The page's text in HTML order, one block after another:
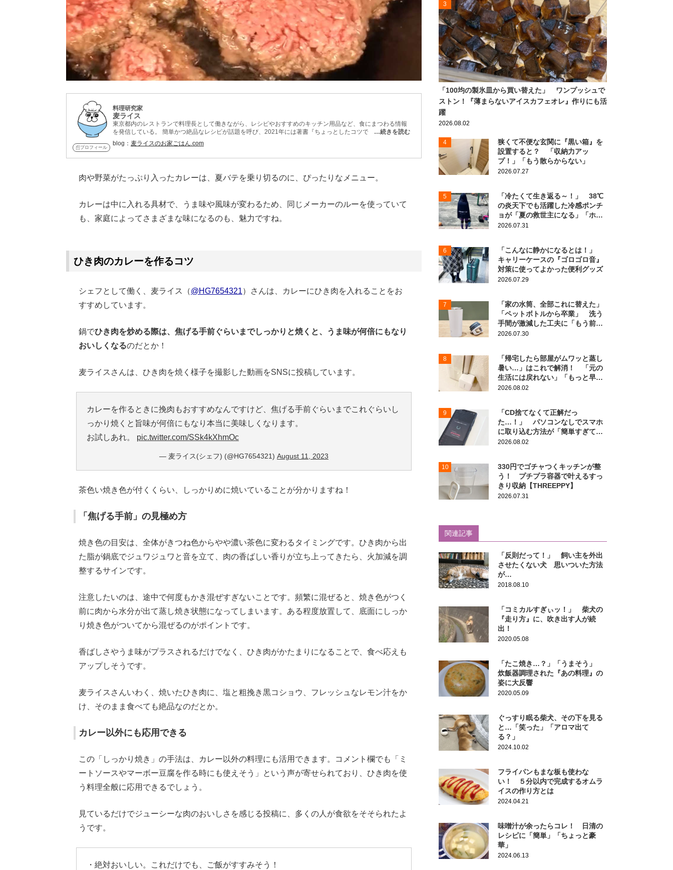
プロフィール
料理研究家
麦ライス
東京都内のレストランで料理長として働きながら、レシピやおすすめのキッチン用品など、食にまつわる情報
を発信している。 簡単かつ絶品なレシピが話題を呼び、2021年には著書『ちょっとしたコツで、劇的におい
しくなる! 新お家ごはんの教科書 』を出版。
…続きを読む
blog： 麦ライスのお家ごはん.com
肉や野菜がたっぷり入ったカレーは、夏バテを乗り切るのに、ぴったりなメニュー。
カレーは中に入れる具材で、うま味や風味が変わるため、同じメーカーのルーを使っていて
も、家庭によってさまざまな味になるのも、魅力ですね。
ひき肉のカレーを作るコツ
シェフとして働く、麦ライス（@HG7654321）さんは、カレーにひき肉を入れることをお
すすめしています。
鍋でひき肉を炒める際は、焦げる手前ぐらいまでしっかりと焼くと、うま味が何倍にもなり
おいしくなるのだとか！
麦ライスさんは、ひき肉を焼く様子を撮影した動画をSNSに投稿しています。
カレーを作るときに挽肉もおすすめなんですけど、焦げる手前ぐらいまでこれぐらいし
っかり焼くと旨味が何倍にもなり本当に美味しくなります。
お試しあれ。 pic.twitter.com/SSk4kXhmOc
— 麦ライス(シェフ) (@HG7654321) August 11, 2023
茶色い焼き色が付くくらい、しっかりめに焼いていることが分かりますね！
「焦げる手前」の見極め方
焼き色の目安は、全体がきつね色からやや濃い茶色に変わるタイミングです。ひき肉から出
た脂が鍋底でジュワジュワと音を立て、肉の香ばしい香りが立ち上ってきたら、火加減を調
整するサインです。
注意したいのは、途中で何度もかき混ぜすぎないことです。頻繁に混ぜると、焼き色がつく
前に肉から水分が出て蒸し焼き状態になってしまいます。ある程度放置して、底面にしっか
り焼き色がついてから混ぜるのがポイントです。
香ばしさやうま味がプラスされるだけでなく、ひき肉がかたまりになることで、食べ応えも
アップしそうです。
麦ライスさんいわく、焼いたひき肉に、塩と粗挽き黒コショウ、フレッシュなレモン汁をか
け、そのまま食べても絶品なのだとか。
カレー以外にも応用できる
この「しっかり焼き」の手法は、カレー以外の料理にも活用できます。コメント欄でも「ミ
ートソースやマーボー豆腐を作る時にも使えそう」という声が寄せられており、ひき肉を使
う料理全般に応用できるでしょう。
見ているだけでジューシーな肉のおいしさを感じる投稿に、多くの人が食欲をそそられたよ
うです。
・絶対おいしい。これだけでも、ご飯がすすみそう！
3
「100均の製氷皿から買い替えた」 ワンプッシュで
ストン！『薄まらないアイスカフェオレ』作りにも活
躍
2026.08.02
4
狭くて不便な玄関に『黒い箱』を
設置すると？ 「収納力アッ
プ！」「もう散らからない」
2026.07.27
5
「冷たくて生き返る～！」 38℃
の炎天下でも活躍した冷感ポンチ
ョが「夏の救世主になる」「ホン
ト買ってよかった」
2026.07.31
6
「こんなに静かになるとは！」
キャリーケースの『ゴロゴロ音』
対策に使ってよかった便利グッズ
2026.07.29
7
「家の水筒、全部これに替えた」
「ペットボトルから卒業」 洗う
手間が激減した工夫に「もう前の
に戻れない！」
2026.07.30
8
「帰宅したら部屋がムワッと蒸し
暑い…」はこれで解消！ 「元の
生活には戻れない」「もっと早く
知りたかった」
2026.08.02
9
「CD捨てなくて正解だっ
た…！」 パソコンなしでスマホ
に取り込む方法が「簡単すぎて拍
子抜け」「この曲聴きたかった
2026.08.02
10
330円でゴチャつくキッチンが整
う！ プチプラ容器で叶えるすっ
きり収納【THREEPPY】
2026.07.31
関連記事
「反則だって！」 飼い主を外出
させたくない犬 思いついた方法
が…
2018.08.10
「コミカルすぎぃッ！」 柴犬の
『走り方』に、吹き出す人が続
出！
2020.05.08
「たこ焼き…？」「うまそう」
炊飯器調理された『あの料理』の
姿に大反響
2020.05.09
ぐっすり眠る柴犬、その下を見る
と…「笑った」「アロマ出て
る？」
2024.10.02
フライパンもまな板も使わな
い！ ５分以内で完成するオムラ
イスの作り方とは
2024.04.21
味噌汁が余ったらコレ！ 日清の
レシピに「簡単」「ちょっと豪
華」
2024.06.13